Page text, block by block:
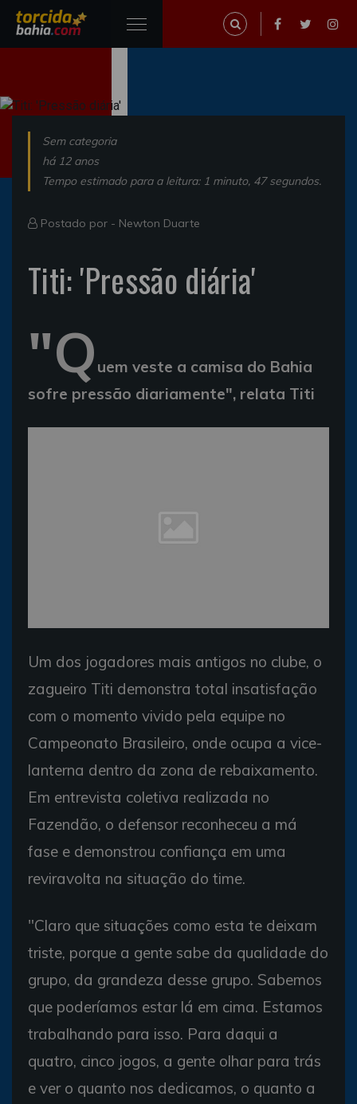
Sem categoria
há 12 anos
Tempo estimado para a leitura: 1 minuto, 47 segundos.
Postado por - Newton Duarte
Titi: 'Pressão diária'
"Q uem veste a camisa do Bahia
sofre pressão diariamente", relata Titi
Um dos jogadores mais antigos no clube, o
zagueiro Titi demonstra total insatisfação
com o momento vivido pela equipe no
Campeonato Brasileiro, onde ocupa a vice-
lanterna dentro da zona de rebaixamento.
Em entrevista coletiva realizada no
Fazendão, o defensor reconheceu a má
fase e demonstrou confiança em uma
reviravolta na situação do time.
"Claro que situações como esta te deixam
triste, porque a gente sabe da qualidade do
grupo, da grandeza desse grupo. Sabemos
que poderíamos estar lá em cima. Estamos
trabalhando para isso. Para daqui a
quatro, cinco jogos, a gente olhar para trás
e ver o quanto nos dedicamos, o quanto a